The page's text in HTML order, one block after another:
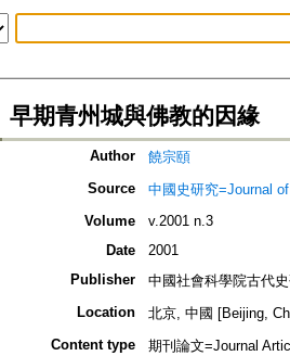
早期青州城與佛教的因緣
Author
饒宗頤
Source
中國史研究=Journal
Volume
v.2001 n.3
Date
2001
Publisher
中國社會科學院古代
Location
北京, 中國 [Beijing,
Content type
期刊論文=Journal